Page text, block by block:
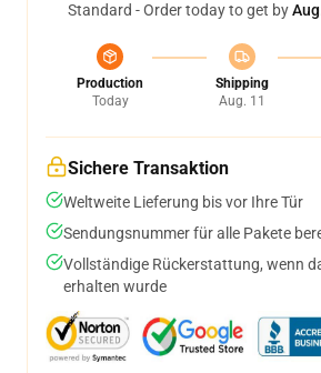
Standard - Order today to get by
Production
Today
Shipping
Aug. 11
Sichere Transaktion
Weltweite Lieferung bis vor Ihre Tür
Sendungsnummer für alle Pakete
Vollständige Rückerstattung, wenn
erhalten wurde